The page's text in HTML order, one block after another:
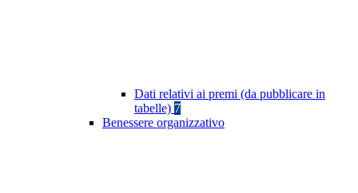
Dati relativi ai premi (da pubblicare in
tabelle) 7
Benessere organizzativo